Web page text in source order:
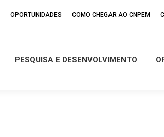
OPORTUNIDADES COMO CHEGAR AO CNPEM
PESQUISA E DESENVOLVIMENTO